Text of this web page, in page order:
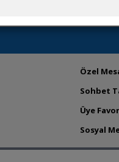
Özel
Sohbet
Üye
Sosyal